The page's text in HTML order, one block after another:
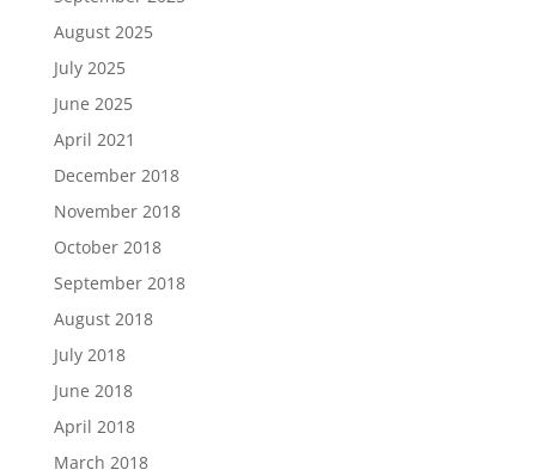
August 2025
July 2025
June 2025
April 2021
December 2018
November 2018
October 2018
September 2018
August 2018
July 2018
June 2018
April 2018
March 2018